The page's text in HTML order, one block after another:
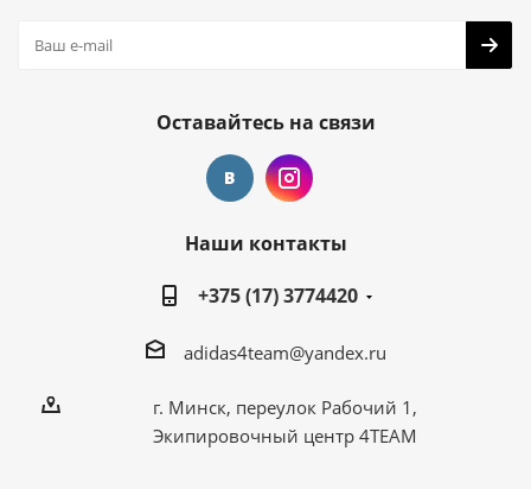
Оставайтесь на связи
Наши контакты
+375 (17) 3774420
adidas4team@yandex.ru
г. Минск, переулок Рабочий 1,
Экипировочный центр 4TEAM